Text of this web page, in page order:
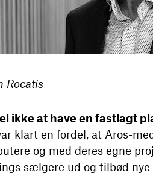
Rocatis
ikke at have en fastlagt
klart en fordel, at Aros-
og med deres egne
sælgere ud og tilbød